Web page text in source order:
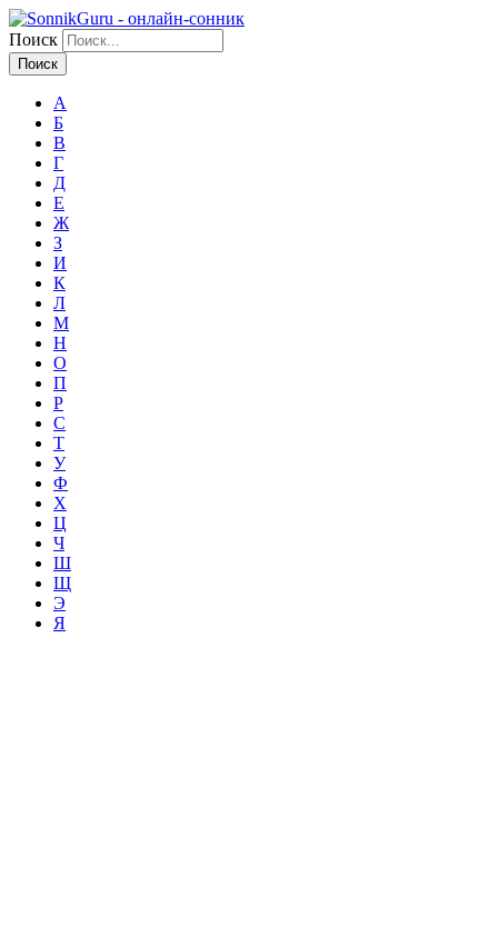
Поиск
А
Б
В
Г
Д
Е
Ж
З
И
К
Л
М
Н
О
П
Р
С
Т
У
Ф
Х
Ц
Ч
Ш
Щ
Э
Я